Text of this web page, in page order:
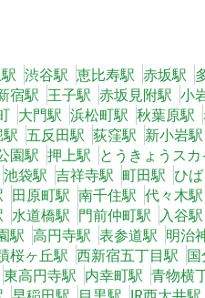
渋谷駅 恵比寿駅 赤坂駅
宿駅 王子駅 赤坂見附駅 小
大門駅 浜松町駅 秋葉原駅
五反田駅 荻窪駅 新小岩駅
園駅 押上駅 とうきょうス
池袋駅 吉祥寺駅 町田駅 ひ
田原町駅 南千住駅 代々木駅
水道橋駅 門前仲町駅 入谷駅
駅 高円寺駅 表参道駅 明治
桜ヶ丘駅 西新宿五丁目駅
東高円寺駅 内幸町駅 青物横